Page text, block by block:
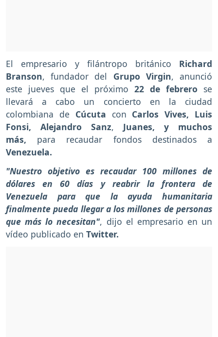
El empresario y filántropo británico Richard
Branson, fundador del Grupo Virgin, anunció
este jueves que el próximo 22 de febrero se
llevará a cabo un concierto en la ciudad
colombiana de Cúcuta con Carlos Vives, Luis
Fonsi, Alejandro Sanz, Juanes, y muchos
más, para recaudar fondos destinados a
Venezuela.
"Nuestro objetivo es recaudar 100 millones de
dólares en 60 días y reabrir la frontera de
Venezuela para que la ayuda humanitaria
finalmente pueda llegar a los millones de personas
que más lo necesitan", dijo el empresario en un
vídeo publicado en Twitter.